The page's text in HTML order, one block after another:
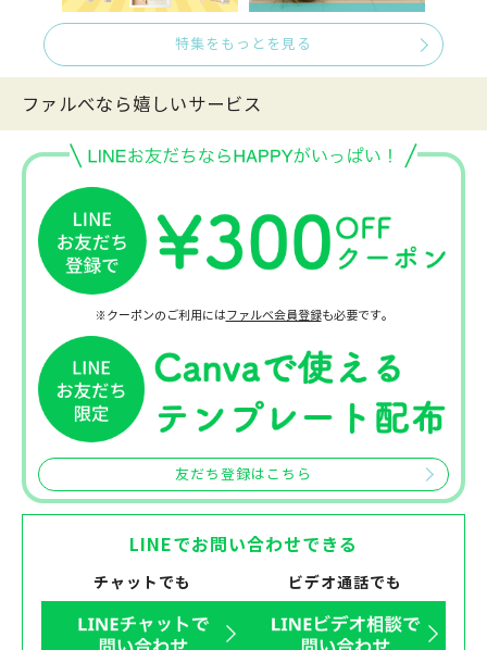
特集をもっとを見る
ファルべなら嬉しいサービス
※クーポンのご利用にはファルベ会員登録も必要です。
友だち登録はこちら
LINEでお問い合わせできる
チャットでも ビデオ通話でも